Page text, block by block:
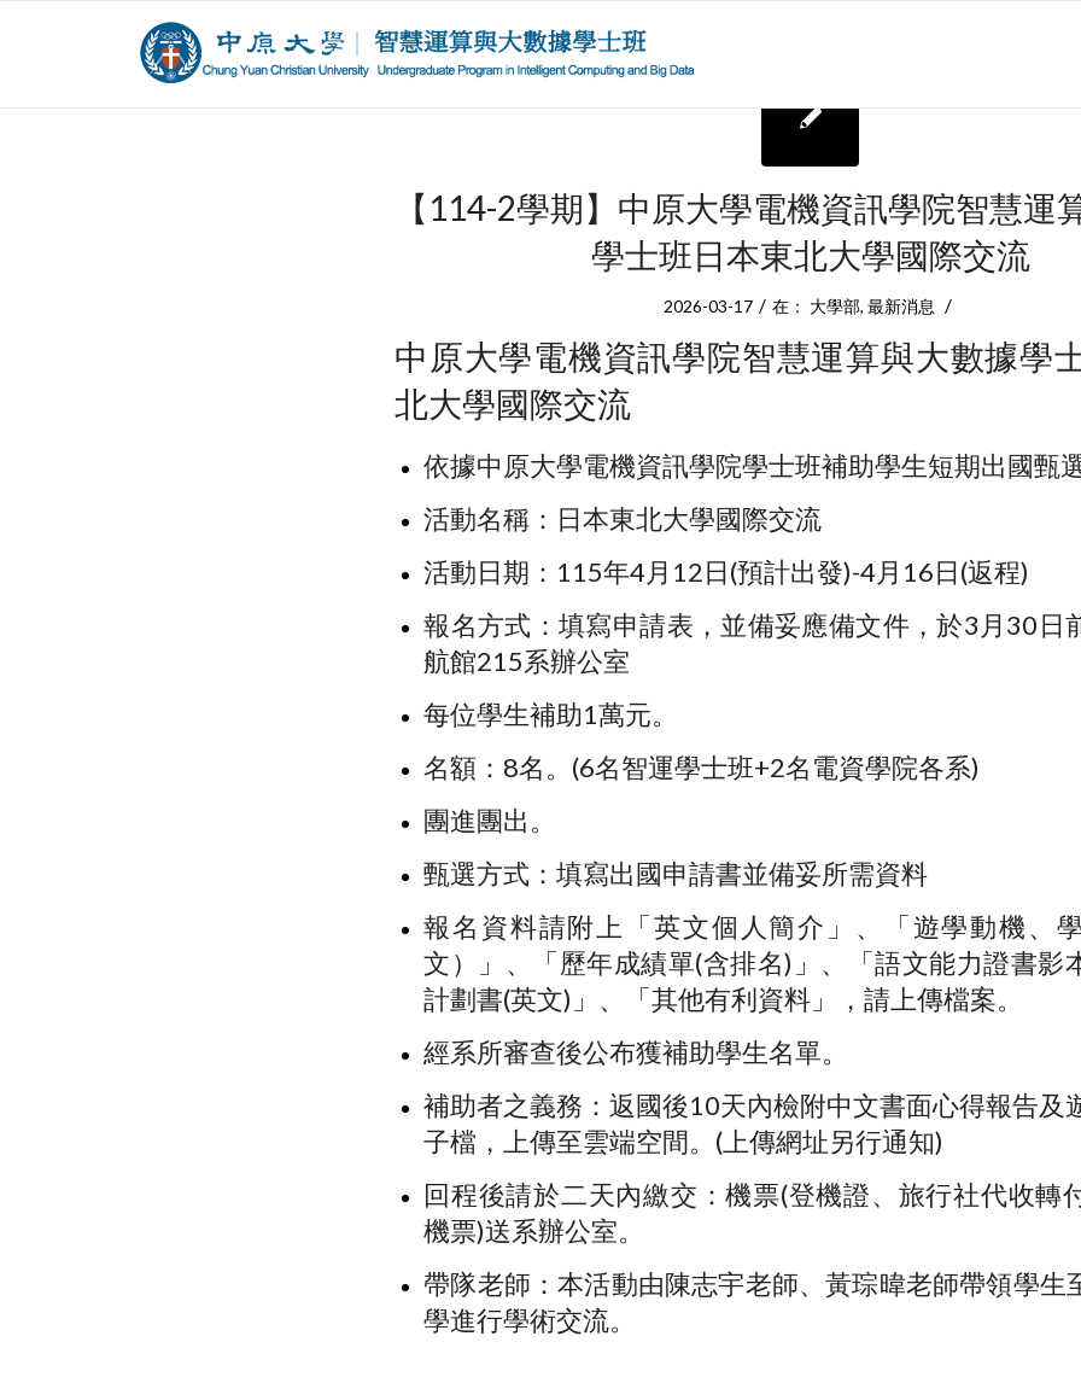
【114-2學期】中原大學電機資訊學院智慧運
學士班日本東北大學國際交流
2026-03-17 / 在： 大學部, 最新消息 /
中原大學電機資訊學院智慧運算與大數據學
北大學國際交流
依據中原大學電機資訊學院學士班補助學生短期出國甄
活動名稱：日本東北大學國際交流
活動日期： 115年4月12日(預計出發)-4月16日(返程)
報名方式：填寫申請表，並備妥應備文件，於3月30日
航館215系辦公室
每位學生補助1萬元。
名額：8名。 (6名智運學士班+2名電資學院各系)
團進團出。
甄選方式：填寫出國申請書並備妥所需資料
報名資料請附上「英文個人簡介」、「遊學動機、
文）」、「歷年成績單(含排名)」、「語文能力證書影
計劃書(英文)」、「其他有利資料」，請上傳檔案。
經系所審查後公布獲補助學生名單。
補助者之義務：返國後10天內檢附中文書面心得報告及
子檔，上傳至雲端空間。(上傳網址另行通知)
回程後請於二天內繳交：機票(登機證、旅行社代收轉
機票)送系辦公室。
帶隊老師：本活動由陳志宇老師、黃琮暐老師帶領學生
學進行學術交流。